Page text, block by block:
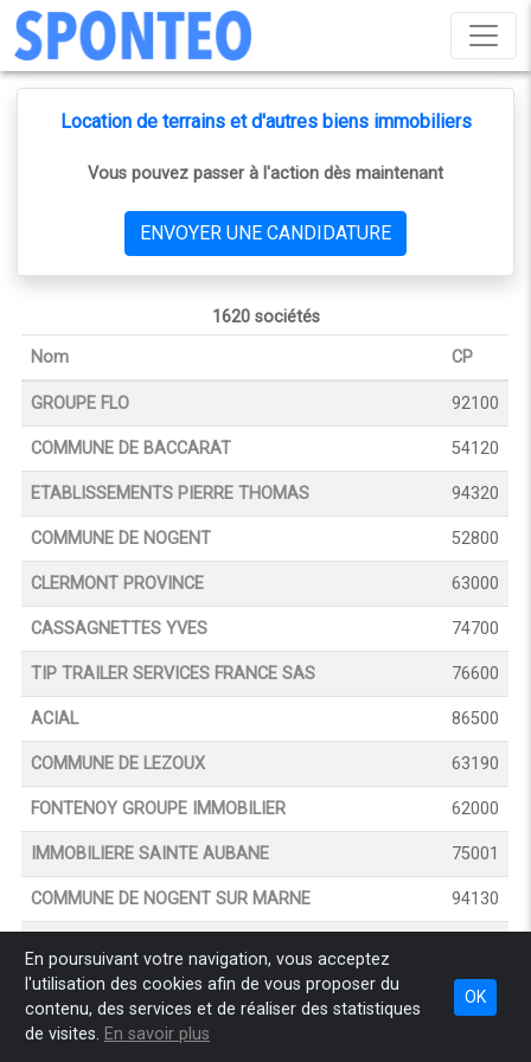
Location de terrains et d'autres biens immobiliers
Vous pouvez passer à l'action dès maintenant
ENVOYER UNE CANDIDATURE
1620 sociétés
Nom
CP
GROUPE FLO 92100
COMMUNE DE BACCARAT 54120
ETABLISSEMENTS PIERRE THOMAS 94320
COMMUNE DE NOGENT 52800
CLERMONT PROVINCE 63000
CASSAGNETTES YVES 74700
TIP TRAILER SERVICES FRANCE SAS 76600
ACIAL 86500
COMMUNE DE LEZOUX 63190
FONTENOY GROUPE IMMOBILIER 62000
IMMOBILIERE SAINTE AUBANE 75001
COMMUNE DE NOGENT SUR MARNE 94130
HOUCHES - SAINT GERVAIS
SOCOVAL 71230
En poursuivant votre navigation, vous acceptez
l'utilisation des cookies afin de vous proposer du
contenu, des services et de réaliser des statistiques
de visites. En savoir plus
OK